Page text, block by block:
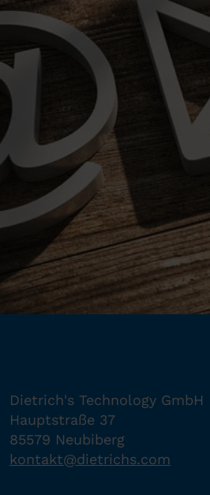
Dietrich's Technology GmbH
Hauptstraße 37
85579 Neubiberg
kontakt@dietrichs.com